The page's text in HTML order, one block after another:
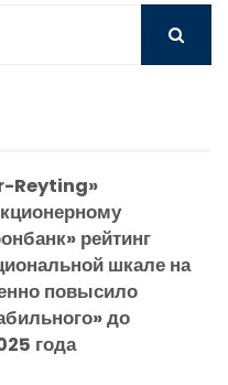
Reyting»
рейтинг
шкале на
повысило
до
года